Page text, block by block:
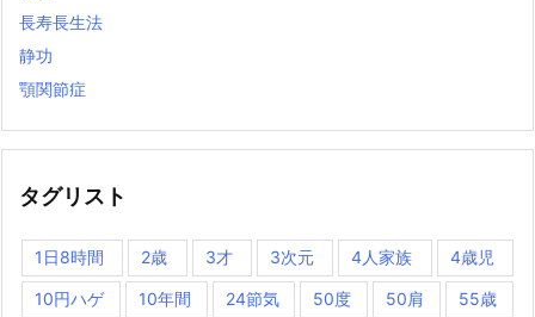
長寿長生法
静功
顎関節症
タグリスト
1日8時間 2歳 3才 3次元 4人家族 4歳児
10円ハゲ 10年間 24節気 50度 50肩 55歳